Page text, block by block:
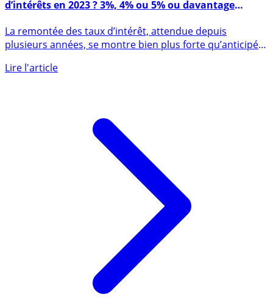
d’intérêts en 2023 ? 3%, 4% ou 5% ou davantage
encore ?
La remontée des taux d’intérêt, attendue depuis
plusieurs années, se montre bien plus forte qu’anticipée.
La volte-face (...)
Lire l'article